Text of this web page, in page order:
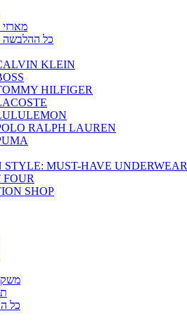
כל ההלבשה
KLEIN
HILFIGER
RALPH LAUREN
STYLE: MUST-HAVE UNDERWEAR
SHOP
כל